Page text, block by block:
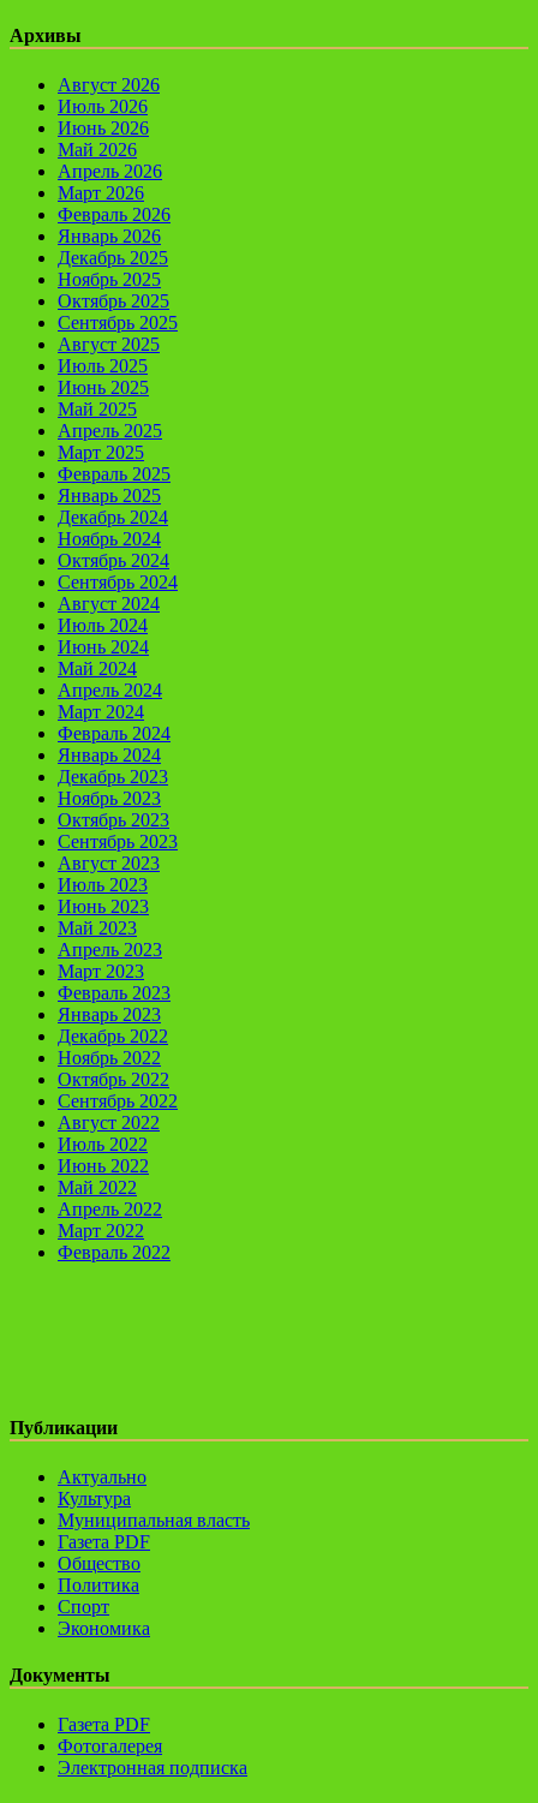
Архивы
Август 2026
Июль 2026
Июнь 2026
Май 2026
Апрель 2026
Март 2026
Февраль 2026
Январь 2026
Декабрь 2025
Ноябрь 2025
Октябрь 2025
Сентябрь 2025
Август 2025
Июль 2025
Июнь 2025
Май 2025
Апрель 2025
Март 2025
Февраль 2025
Январь 2025
Декабрь 2024
Ноябрь 2024
Октябрь 2024
Сентябрь 2024
Август 2024
Июль 2024
Июнь 2024
Май 2024
Апрель 2024
Март 2024
Февраль 2024
Январь 2024
Декабрь 2023
Ноябрь 2023
Октябрь 2023
Сентябрь 2023
Август 2023
Июль 2023
Июнь 2023
Май 2023
Апрель 2023
Март 2023
Февраль 2023
Январь 2023
Декабрь 2022
Ноябрь 2022
Октябрь 2022
Сентябрь 2022
Август 2022
Июль 2022
Июнь 2022
Май 2022
Апрель 2022
Март 2022
Февраль 2022
Публикации
Актуально
Культура
Муниципальная власть
Газета PDF
Общество
Политика
Спорт
Экономика
Документы
Газета PDF
Фотогалерея
Электронная подписка